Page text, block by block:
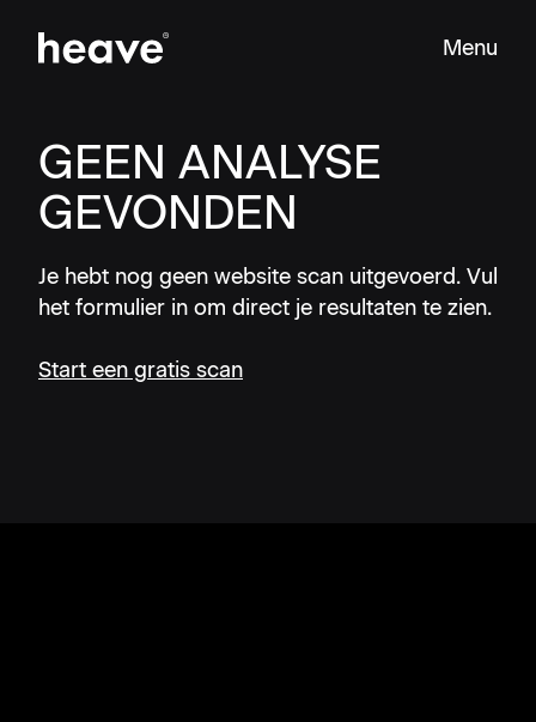
Menu
GEEN ANALYSE
GEVONDEN
Je hebt nog geen website scan uitgevoerd. Vul
het formulier in om direct je resultaten te zien.
Start een gratis scan